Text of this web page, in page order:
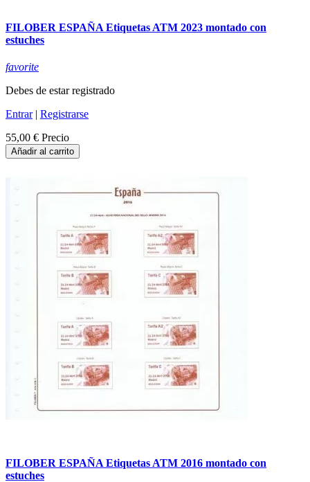
FILOBER ESPAÑA Etiquetas ATM 2023 montado con
estuches
favorite
Debes de estar registrado
Entrar| Registrarse
55,00 € Precio
Añadir al carrito
FILOBER ESPAÑA Etiquetas ATM 2016 montado con
estuches